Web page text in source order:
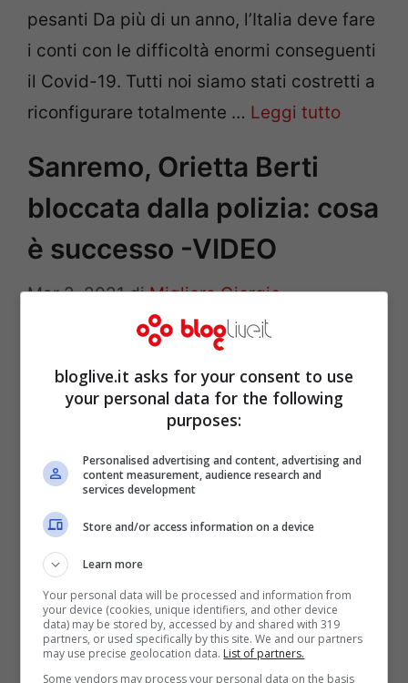
pesanti Da più di un anno, l’Italia deve fare
i conti con le difficoltà enormi conseguenti
il Covid-19. Tutti noi siamo stati costretti a
riconfigurare totalmente … Leggi tutto
Sanremo, Orietta Berti
bloccata dalla polizia: cosa
è successo -VIDEO
Mar 2, 2021 diMigliore Giorgio
cantanti in gara anche l’evergreen Orietta
Berti, protagonista ieri sera di un
inconveniente con le forze dell’ordine.
Cosa è successo. In un contesto
completamente blindato e assolutamente
off limits Sanremo si appresta a inaugurare
la sua edizione numero settantuno. Stasera
si aprirà il sipario sul palco dell’Ariston, …
Leggi tutto
bloglive.it asks for your consent to use
your personal data for the following
purposes:
Personalised advertising and content, advertising and
content measurement, audience research and
services development
Store and/or access information on a device
Learn more
Your personal data will be processed and information from
your device (cookies, unique identifiers, and other device
data) may be stored by, accessed by and shared with 319
partners, or used specifically by this site. We and our partners
may use precise geolocation data. List of partners.
Some vendors may process your personal data on the basis